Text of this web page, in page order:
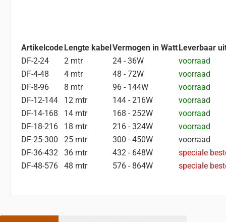
ArtikelcodeLengte kabelVermogen in WattLeverbaar
DF-2-24
2 mtr 24 - 36W
voorraad
DF-4-48
4 mtr 48 - 72W
voorraad
DF-8-96
8 mtr 96 - 144W
voorraad
DF-12-144
12 mtr 144 - 216W
voorraad
DF-14-168
14 mtr 168 - 252W
voorraad
DF-18-216
18 mtr 216 - 324W
voorraad
DF-25-300
25 mtr 300 - 450W
voorraad
DF-36-432
36 mtr 432 - 648W
speciale
DF-48-576
48 mtr 576 - 864W speciale